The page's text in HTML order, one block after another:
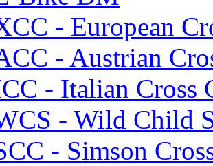
- European
- Austrian
- Italian Cross
- Wild Child
- Simson